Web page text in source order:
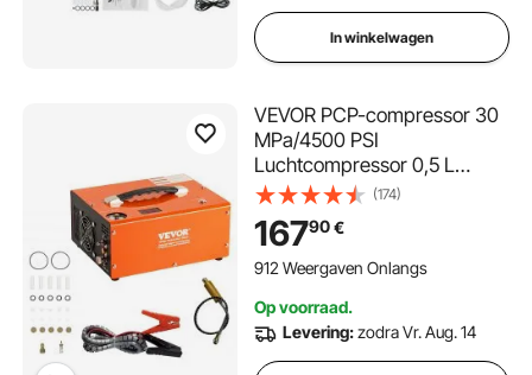
In winkelwagen
VEVOR PCP-compressor 30
MPa/4500 PSI
Luchtcompressor 0,5 L
DC12V & AC120V
Duikcompressor Luchtpomp
inclusief 8 mm
hogedrukslang met
Filterkatoen Luchtgeweer
(174)
16790€
912 Weergaven Onlangs
Op voorraad.
Levering:zodra Vr. Aug. 14